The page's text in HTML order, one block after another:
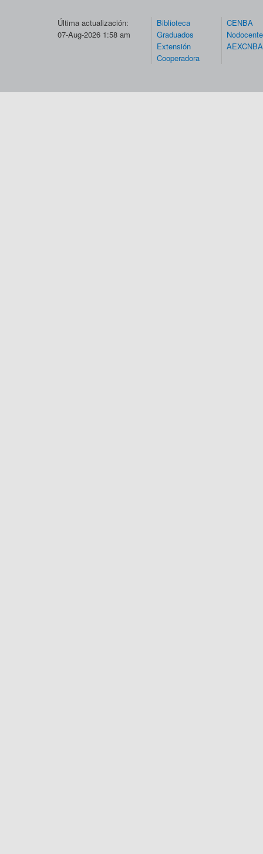
Última actualización:
07-Aug-2026 1:58 am
Biblioteca
Graduados
Extensión
Cooperadora
CENBA
AEXCNBA